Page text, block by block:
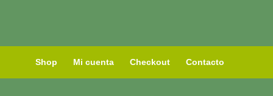
Shop Mi cuenta Checkout Contacto